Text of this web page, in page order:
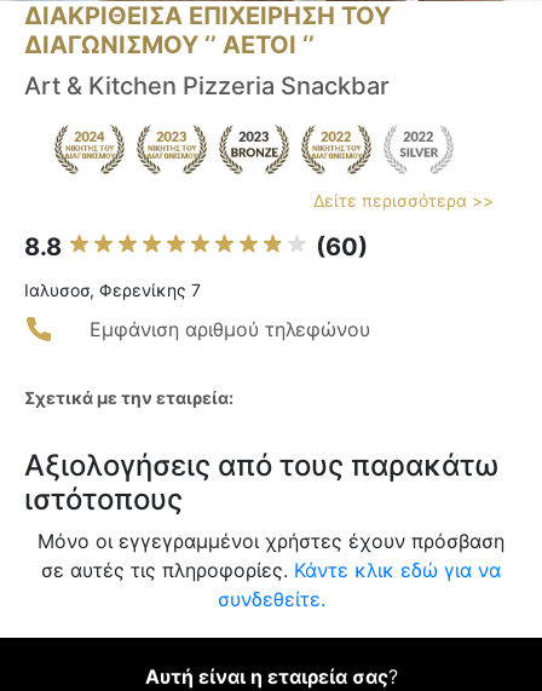
ΔΙΑΚΡΙΘΕΙΣΑ ΕΠΙΧΕΙΡΗΣΗ ΤΟΥ
ΔΙΑΓΩΝΙΣΜΟΥ ‘’ ΑΕΤΟΙ ‘’
Art & Kitchen Pizzeria Snackbar
Δείτε περισσότερα >>
8.8 (60)
Ιαλυσοσ, Φερενίκης 7
Εμφάνιση αριθμού τηλεφώνου
Σχετικά με την εταιρεία:
Αξιολογήσεις από τους παρακάτω
ιστότοπους
Μόνο οι εγγεγραμμένοι χρήστες έχουν πρόσβαση
σε αυτές τις πληροφορίες. Κάντε κλικ εδώ για να
συνδεθείτε.
Αυτή είναι η εταιρεία σας?